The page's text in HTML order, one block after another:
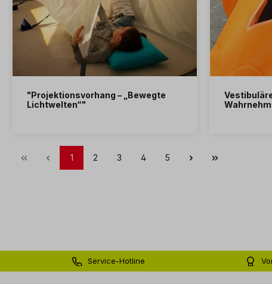
"Projektionsvorhang – „Bewegte
Lichtwelten“"
1 2 3 4 5
Service-Hotline